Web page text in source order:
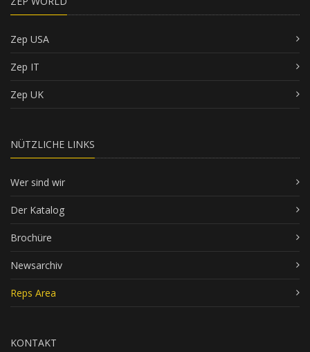
Zep USA
Zep IT
Zep UK
NÜTZLICHE LINKS
Wer sind wir
Der Katalog
Brochüre
Newsarchiv
Reps Area
KONTAKT